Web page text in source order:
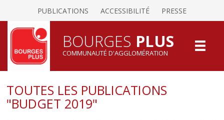
PUBLICATIONS ACCESSIBILITÉ PRESSE
BOURGES PLUS
COMMUNAUTÉ D'AGGLOMÉRATION
TOUTES LES PUBLICATIONS
"BUDGET 2019"